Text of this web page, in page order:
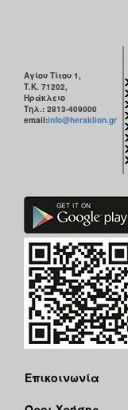
Αγίου Τίτου 1,
Τ.Κ. 71202,
Ηράκλειο
Τηλ.: 2813-409000
email:info@heraklion.gr
Επικοινωνία